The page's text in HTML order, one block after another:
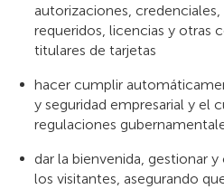
autorizaciones,
requeridos, licencias y otras
titulares de tarjetas
hacer cumplir
y seguridad empresarial y el
regulaciones
dar la bienvenida, gestionar
los visitantes, asegurando